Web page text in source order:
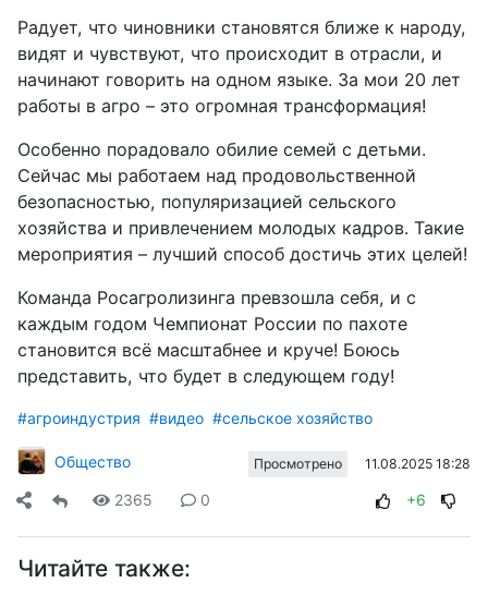
Радует, что чиновники становятся ближе к народу,
видят и чувствуют, что происходит в отрасли, и
начинают говорить на одном языке. За мои 20 лет
работы в агро – это огромная трансформация!
Особенно порадовало обилие семей с детьми.
Сейчас мы работаем над продовольственной
безопасностью, популяризацией сельского
хозяйства и привлечением молодых кадров. Такие
мероприятия – лучший способ достичь этих целей!
Команда Росагролизинга превзошла себя, и с
каждым годом Чемпионат России по пахоте
становится всё масштабнее и круче! Боюсь
представить, что будет в следующем году!
#агроиндустрия #видео #сельское хозяйство
Общество Просмотрено 11.08.2025 18:28
2365 0 +6
Читайте также: